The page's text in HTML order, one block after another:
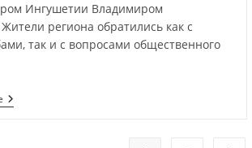
Ингушетии Владимиром
региона обратились как с
так и с вопросами общественного